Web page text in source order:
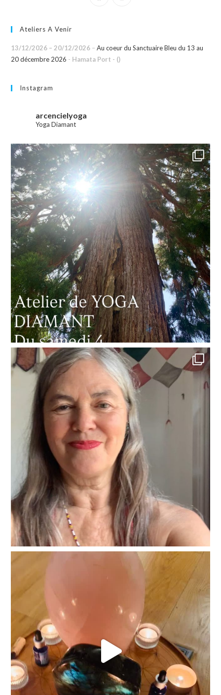
Ateliers A Venir
13/12/2026 – 20/12/2026 –Au coeur du Sanctuaire Bleu du 13 au
20 décembre 2026 - Hamata Port - ()
Instagram
arcencielyoga
Yoga Diamant